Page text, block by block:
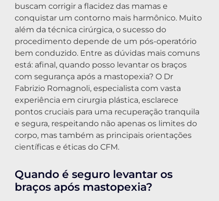
buscam corrigir a flacidez das mamas e
conquistar um contorno mais harmônico. Muito
além da técnica cirúrgica, o sucesso do
procedimento depende de um pós-operatório
bem conduzido. Entre as dúvidas mais comuns
está: afinal, quando posso levantar os braços
com segurança após a mastopexia? O Dr
Fabrizio Romagnoli, especialista com vasta
experiência em cirurgia plástica, esclarece
pontos cruciais para uma recuperação tranquila
e segura, respeitando não apenas os limites do
corpo, mas também as principais orientações
científicas e éticas do CFM.
Quando é seguro levantar os
braços após mastopexia?